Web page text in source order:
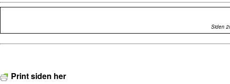
Siden
Print siden her